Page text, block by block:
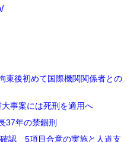
束後初めて国際機関関係者との
事案には死刑を適用へ
37年の禁錮刑
確認 5項目合意の実施と人道支